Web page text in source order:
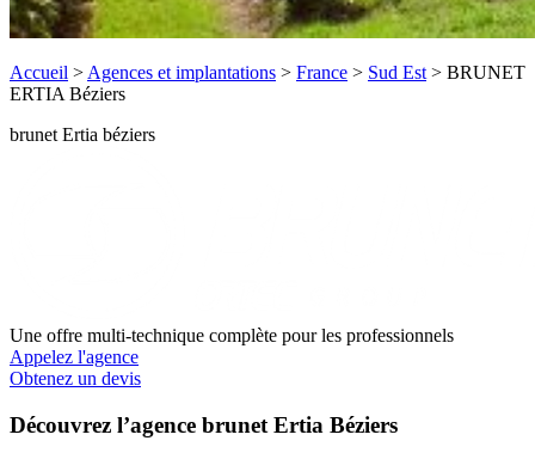
Accueil > Agences et implantations > France > Sud Est > BRUNET
ERTIA Béziers
brunet Ertia béziers
Une offre multi-technique complète pour les professionnels
Appelez l'agence
Obtenez un devis
Découvrez l’agence brunet Ertia Béziers